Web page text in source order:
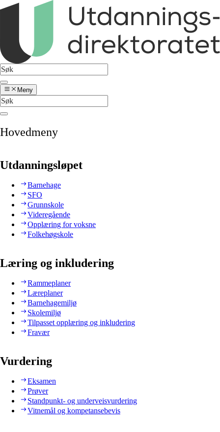
Meny
Hovedmeny
Utdanningsløpet
Barnehage
SFO
Grunnskole
Videregående
Opplæring for voksne
Folkehøgskole
Læring og inkludering
Rammeplaner
Læreplaner
Barnehagemiljø
Skolemiljø
Tilpasset opplæring og inkludering
Fravær
Vurdering
Eksamen
Prøver
Standpunkt- og underveisvurdering
Vitnemål og kompetansebevis